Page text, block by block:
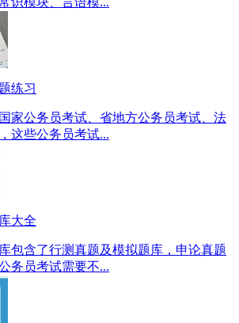
练习
家公务员考试、省地方公务员考试、法
这些公务员考试...
大全
包含了行测真题及模拟题库，申论真题
务员考试需要不...